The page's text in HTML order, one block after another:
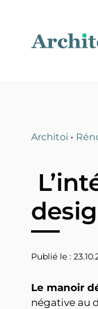
contenu
Architoi •
Publié le :
Le manoir
négative au